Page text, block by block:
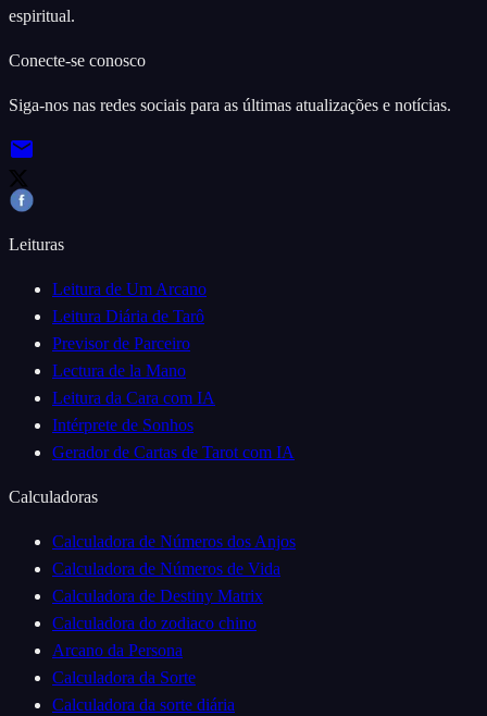
espiritual.
Conecte-se conosco
Siga-nos nas redes sociais para as últimas atualizações e notícias.
Leituras
Leitura de Um Arcano
Leitura Diária de Tarô
Previsor de Parceiro
Lectura de la Mano
Leitura da Cara com IA
Intérprete de Sonhos
Gerador de Cartas de Tarot com IA
Calculadoras
Calculadora de Números dos Anjos
Calculadora de Números de Vida
Calculadora de Destiny Matrix
Calculadora do zodiaco chino
Arcano da Persona
Calculadora da Sorte
Calculadora da sorte diária